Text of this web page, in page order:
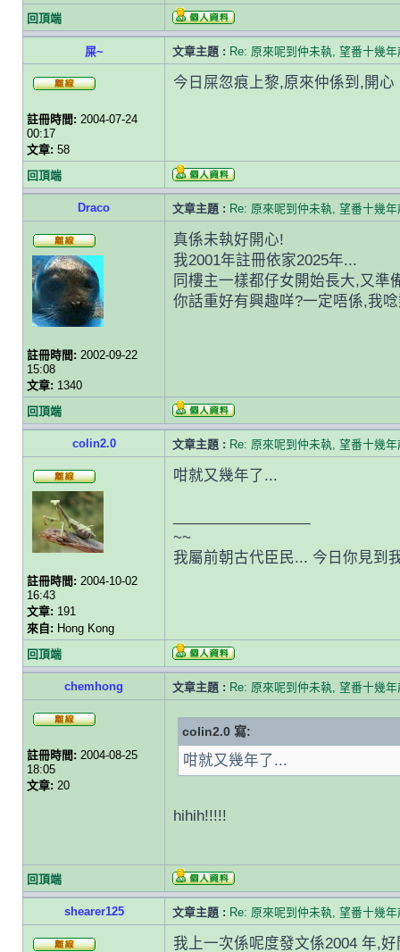
回頂端
屎~ 文章主題 : Re: 原來呢到仲未執, 望番十幾
註冊時間: 2004-07-24
00:17
文章: 58
今日屎忽痕上黎,原來仲係到,開心
回頂端
Draco 文章主題 : Re: 原來呢到仲未執, 望番十幾
註冊時間: 2002-09-22
15:08
文章: 1340
真係未執好開心!
我2001年註冊依家2025年...
同樓主一樣都仔女開始長大,又準
你話重好有興趣咩?一定唔係,我
回頂端
colin2.0 文章主題 : Re: 原來呢到仲未執, 望番十幾
註冊時間: 2004-10-02
16:43
文章: 191
來自: Hong Kong
咁就又幾年了...
~~
我屬前朝古代臣民... 今日你見到
回頂端
chemhong 文章主題 : Re: 原來呢到仲未執, 望番十幾
註冊時間: 2004-08-25
18:05
文章: 20
colin2.0 寫:
咁就又幾年了...
hihih!!!!!
回頂端
shearer125 文章主題 : Re: 原來呢到仲未執, 望番十幾
我上一次係呢度發文係2004 年,